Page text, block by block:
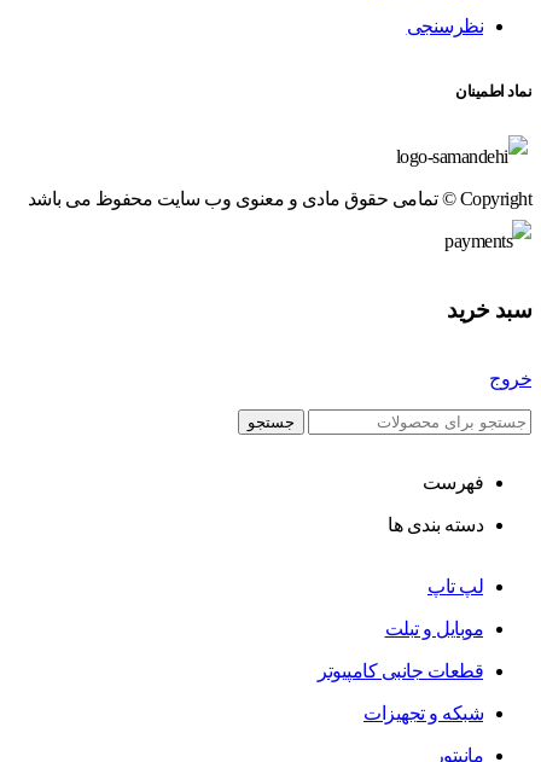
نظرسنجی
نماد اطمینان
Copyright © تمامی حقوق مادی و معنوی وب سایت محفوظ می باشد
سبد خرید
خروج
جستجو
فهرست
دسته بندی ها
لپ تاپ
موبایل و تبلت
قطعات جانبی کامپیوتر
شبکه و تجهیزات
مانیتور